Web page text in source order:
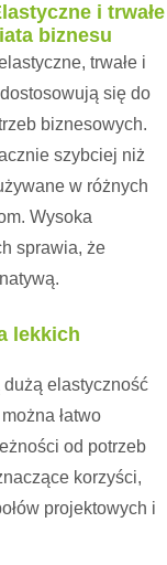
i trwałe
biznesu
trwałe i
się do
biznesowych.
szybciej niż
w różnych
Wysoka
sprawia, że
lekkich
dużą elastyczność
łatwo
od potrzeb
korzyści,
projektowych i